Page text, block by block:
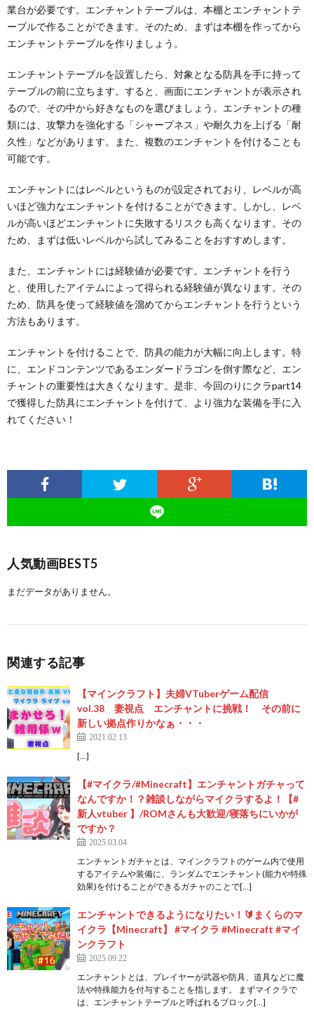
業台が必要です。エンチャントテーブルは、本棚とエンチャントテ
ーブルで作ることができます。そのため、まずは本棚を作ってから
エンチャントテーブルを作りましょう。
エンチャントテーブルを設置したら、対象となる防具を手に持って
テーブルの前に立ちます。すると、画面にエンチャントが表示され
るので、その中から好きなものを選びましょう。エンチャントの種
類には、攻撃力を強化する「シャープネス」や耐久力を上げる「耐
久性」などがあります。また、複数のエンチャントを付けることも
可能です。
エンチャントにはレベルというものが設定されており、レベルが高
いほど強力なエンチャントを付けることができます。しかし、レベ
ルが高いほどエンチャントに失敗するリスクも高くなります。その
ため、まずは低いレベルから試してみることをおすすめします。
また、エンチャントには経験値が必要です。エンチャントを行う
と、使用したアイテムによって得られる経験値が異なります。その
ため、防具を使って経験値を溜めてからエンチャントを行うという
方法もあります。
エンチャントを付けることで、防具の能力が大幅に向上します。特
に、エンドコンテンツであるエンダードラゴンを倒す際など、エン
チャントの重要性は大きくなります。是非、今回のりにクラpart14
で獲得した防具にエンチャントを付けて、より強力な装備を手に入
れてください！
人気動画BEST5
まだデータがありません。
関連する記事
【マインクラフト】夫婦VTuberゲーム配信
vol.38 妻視点 エンチャントに挑戦！ その前に
新しい拠点作りかなぁ・・・
2021.02.13
[…]
【#マイクラ/#Minecraft】エンチャントガチャって
なんですか！？雑談しながらマイクラするよ！【#
新人vtuber 】/ROMさんも大歓迎/寝落ちにいかが
ですか？
2025.03.04
エンチャントガチャとは、マインクラフトのゲーム内で使用
するアイテムや装備に、ランダムでエンチャント(能力や特殊
効果)を付けることができるガチャのことで[…]
エンチャントできるようになりたい！🔰まくらのマ
イクラ【Minecraft】 #マイクラ #Minecraft #マイ
ンクラフト
2025.09.22
エンチャントとは、プレイヤーが武器や防具、道具などに魔
法や特殊能力を付与することを指します。 まずマイクラで
は、エンチャントテーブルと呼ばれるブロック[…]